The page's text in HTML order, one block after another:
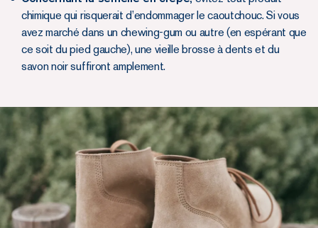
chimique qui risquerait d’endommager le caoutchouc. Si vous
avez marché dans un chewing-gum ou autre (en espérant que
ce soit du pied gauche), une vieille brosse à dents et du
savon noir suffiront amplement.